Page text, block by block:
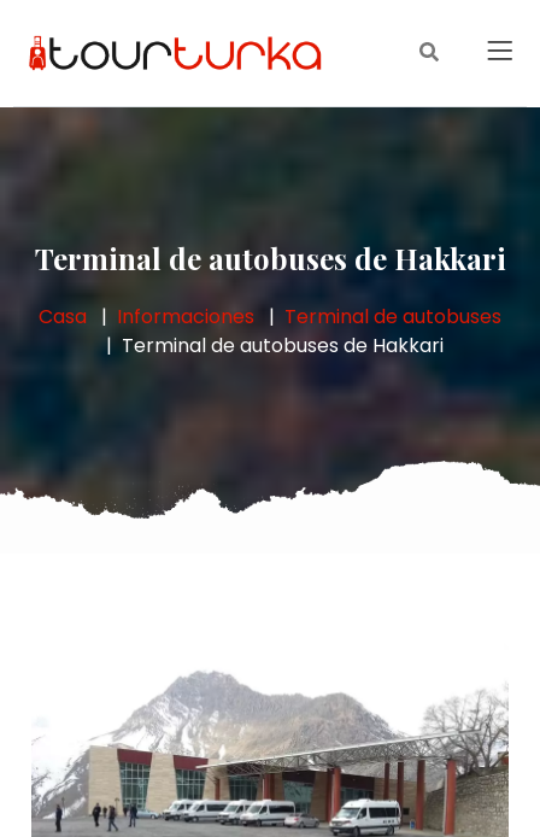
Terminal de autobuses de Hakkari
Casa Informaciones
Terminal de autobuses
Terminal de autobuses de Hakkari